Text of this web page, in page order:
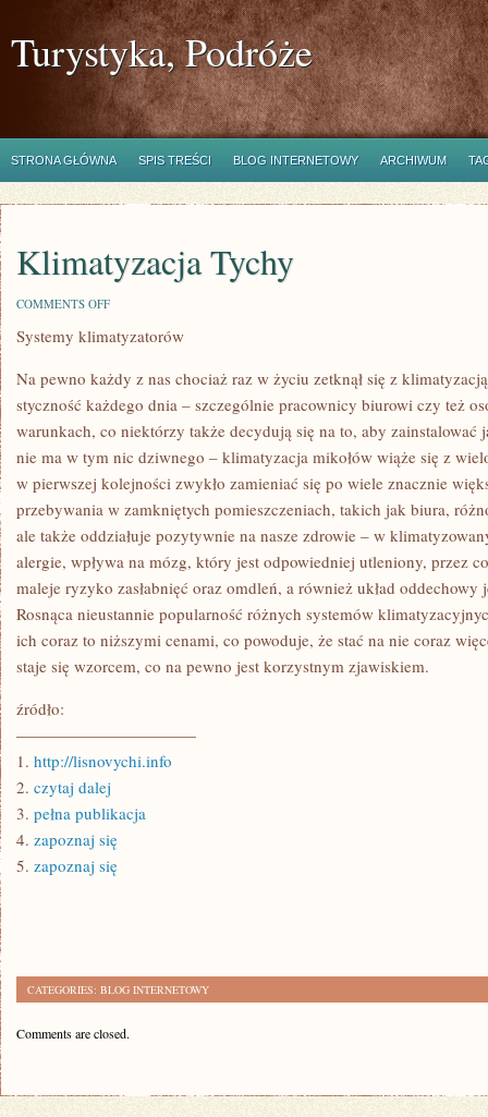
Turystyka, Podróże
STRONA GŁÓWNA SPIS TREŚCI BLOG INTERNETOWY ARCHIWUM
Klimatyzacja Tychy
COMMENTS OFFON
TYCHY
Systemy klimatyzatorów
Na pewno każdy z nas chociaż raz w życiu zetknął się z
styczność każdego dnia – szczególnie pracownicy biurowi czy też
warunkach, co niektórzy także decydują się na to, aby zainstalować
nie ma w tym nic dziwnego – klimatyzacja mikołów wiąże się z
w pierwszej kolejności zwykło zamieniać się po wiele znacznie
przebywania w zamkniętych pomieszczeniach, takich jak biura,
ale także oddziałuje pozytywnie na nasze zdrowie – w
alergie, wpływa na mózg, który jest odpowiedniej utleniony, przez
maleje ryzyko zasłabnięć oraz omdleń, a również układ
Rosnąca nieustannie popularność różnych systemów
ich coraz to niższymi cenami, co powoduje, że stać na nie coraz
staje się wzorcem, co na pewno jest korzystnym zjawiskiem.
źródło:
———————————
1. http://lisnovychi.info
2. czytaj dalej
3. pełna publikacja
4. zapoznaj się
5. zapoznaj się
CATEGORIES: BLOG INTERNETOWY
Comments are closed.